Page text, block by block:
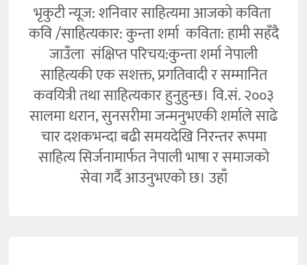
भृकुटी न्यूज: शनिवार साहित्यमा आजको कविता
कवि /साहित्यकार: कुन्ता शर्मा कविता: हामी सहँदै
जाउँला संक्षिप्त परिचय:कुन्ता शर्मा नेपाली
साहित्यकी एक सशक्त, प्रगतिवादी र सम्मानित
कवयित्री तथा साहित्यकार हुनुहुन्छ। वि.सं. २००३
सालमा धरान, सुनसरीमा जन्मनुभएकी शर्माले साढे
चार दशकभन्दा बढी समयदेखि निरन्तर रूपमा
साहित्य सिर्जनामार्फत नेपाली भाषा र समाजको
सेवा गर्दै आउनुभएको छ। उहाँ